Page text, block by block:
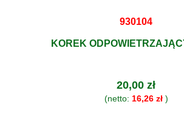
930104
KOREK
20,00 zł
(netto: 16,26 zł)